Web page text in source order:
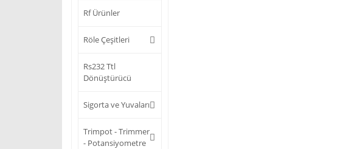
Rf Ürünler
Röle Çeşitleri
Rs232 Ttl
Dönüştürücü
Sigorta ve Yuvaları
Trimpot - Trimmer
- Potansiyometre